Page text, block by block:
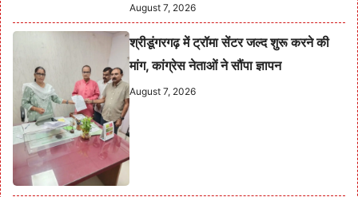
August 7, 2026
श्रीडूंगरगढ़ में ट्रॉमा सेंटर जल्द शुरू करने की
मांग, कांग्रेस नेताओं ने सौंपा ज्ञापन
August 7, 2026